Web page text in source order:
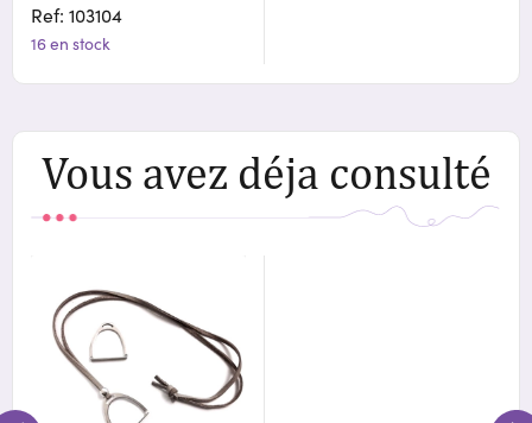
Ref: 103104
16 en stock
Vous avez déja consulté